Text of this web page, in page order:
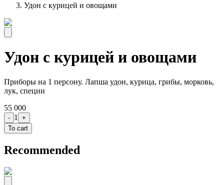
Удон с курицей и овощами
Удон с курицей и овощами
Приборы на 1 персону. Лапша удон, курица, грибы, морковь,
лук, специи
55 000
- 1
+
To cart
Recommended